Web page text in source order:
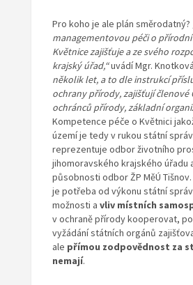
Pro koho je ale plán směrodatný?
managementovou péči o
Květnice zajišťuje a ze svého
krajský úřad,“uvádí Mgr.
několik let, a to dle instrukcí
ochrany přírody, zajišťují členové
ochránců přírody, základní
Kompetence péče o Květnici
území je tedy v rukou státní
reprezentuje odbor životního
jihomoravského krajského úřadu
působnosti odbor ŽP MěÚ
je potřeba od výkonu státní
možnosti a vliv místních
v ochraně přírody kooperovat,
vyžádání státních orgánů
ale přímou zodpovědnost za
nemají.